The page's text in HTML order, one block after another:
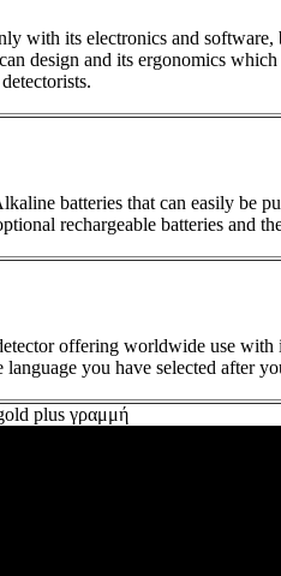
with its electronics and
design and its ergonomics
batteries that can easily be
rechargeable batteries and
offering worldwide use with
you have selected after